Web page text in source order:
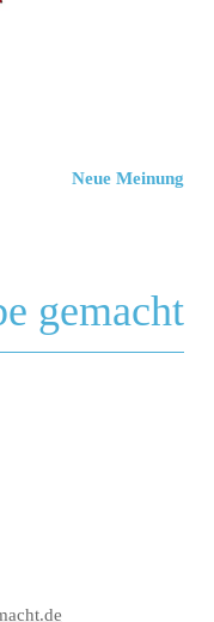
Neue Meinung
gemacht